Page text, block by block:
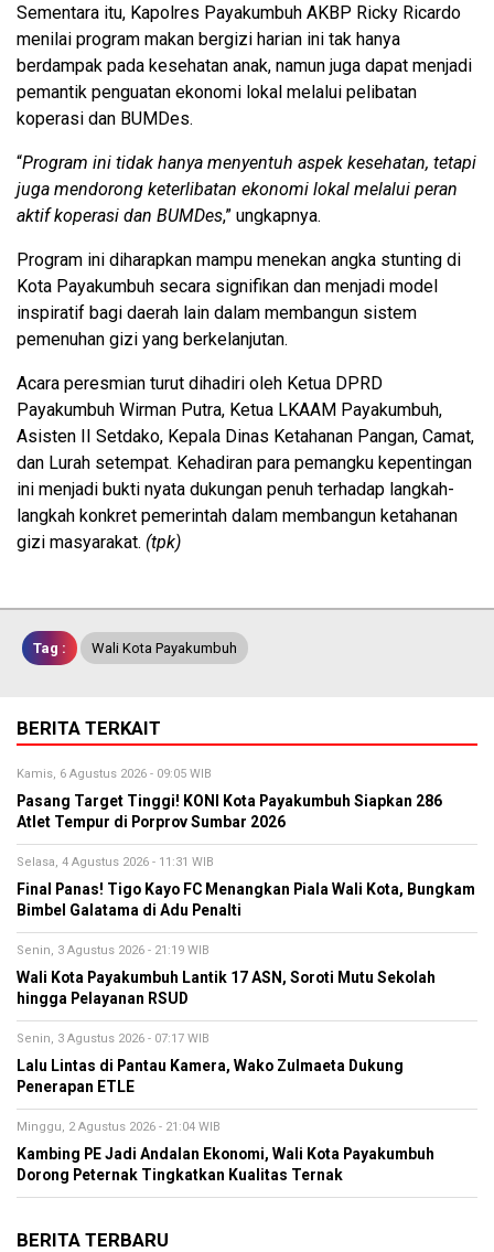
Sementara itu, Kapolres Payakumbuh AKBP Ricky Ricardo
menilai program makan bergizi harian ini tak hanya
berdampak pada kesehatan anak, namun juga dapat menjadi
pemantik penguatan ekonomi lokal melalui pelibatan
koperasi dan BUMDes.
“Program ini tidak hanya menyentuh aspek kesehatan, tetapi
juga mendorong keterlibatan ekonomi lokal melalui peran
aktif koperasi dan BUMDes,” ungkapnya.
Program ini diharapkan mampu menekan angka stunting di
Kota Payakumbuh secara signifikan dan menjadi model
inspiratif bagi daerah lain dalam membangun sistem
pemenuhan gizi yang berkelanjutan.
Acara peresmian turut dihadiri oleh Ketua DPRD
Payakumbuh Wirman Putra, Ketua LKAAM Payakumbuh,
Asisten II Setdako, Kepala Dinas Ketahanan Pangan, Camat,
dan Lurah setempat. Kehadiran para pemangku kepentingan
ini menjadi bukti nyata dukungan penuh terhadap langkah-
langkah konkret pemerintah dalam membangun ketahanan
gizi masyarakat. (tpk)
Tag : Wali Kota Payakumbuh
BERITA TERKAIT
Kamis, 6 Agustus 2026 - 09:05 WIB
Pasang Target Tinggi! KONI Kota Payakumbuh Siapkan 286
Atlet Tempur di Porprov Sumbar 2026
Selasa, 4 Agustus 2026 - 11:31 WIB
Final Panas! Tigo Kayo FC Menangkan Piala Wali Kota, Bungkam
Bimbel Galatama di Adu Penalti
Senin, 3 Agustus 2026 - 21:19 WIB
Wali Kota Payakumbuh Lantik 17 ASN, Soroti Mutu Sekolah
hingga Pelayanan RSUD
Senin, 3 Agustus 2026 - 07:17 WIB
Lalu Lintas di Pantau Kamera, Wako Zulmaeta Dukung
Penerapan ETLE
Minggu, 2 Agustus 2026 - 21:04 WIB
Kambing PE Jadi Andalan Ekonomi, Wali Kota Payakumbuh
Dorong Peternak Tingkatkan Kualitas Ternak
BERITA TERBARU